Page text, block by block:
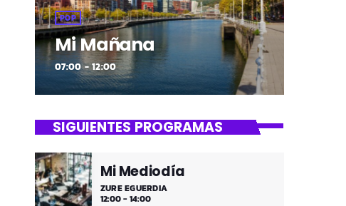
POP
Mi Mañana
07:00 - 12:00
SIGUIENTES PROGRAMAS
Mi Mediodía
ZURE EGUERDIA
12:00 - 14:00